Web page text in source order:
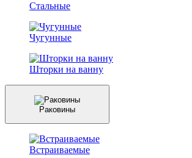
Стальные
Чугунные
Шторки на ванну
Раковины
Встраиваемые